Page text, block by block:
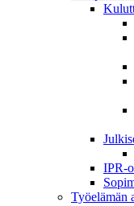
IPR-
Työelämän